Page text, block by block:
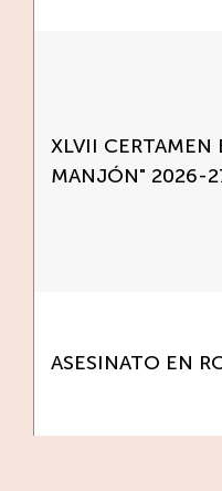
XLVII CERTAMEN
MANJÓN" 2026-
ASESINATO EN